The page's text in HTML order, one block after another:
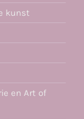
kunst
en Art of